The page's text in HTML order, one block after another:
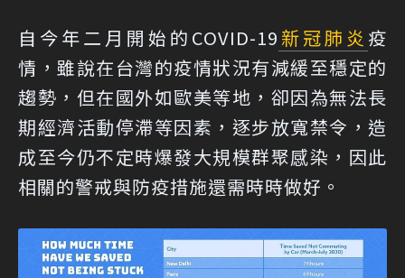
自今年二月開始的COVID-19 新冠肺炎 疫
情，雖說在台灣的疫情狀況有減緩至穩定的
趨勢，但在國外如歐美等地，卻因為無法長
期經濟活動停滯等因素，逐步放寬禁令，造
成至今仍不定時爆發大規模群聚感染，因此
相關的警戒與防疫措施還需時時做好。